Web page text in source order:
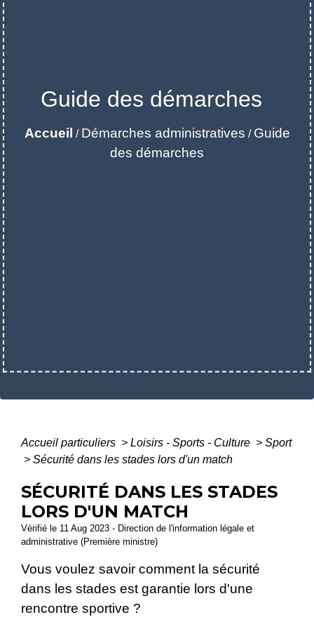
Guide des démarches
Accueil / Démarches administratives / Guide
des démarches
Accueil particuliers > Loisirs - Sports - Culture > Sport
> Sécurité dans les stades lors d'un match
SÉCURITÉ DANS LES STADES
LORS D'UN MATCH
Vérifié le 11 Aug 2023 - Direction de l'information légale et
administrative (Première ministre)
Vous voulez savoir comment la sécurité
dans les stades est garantie lors d'une
rencontre sportive ?